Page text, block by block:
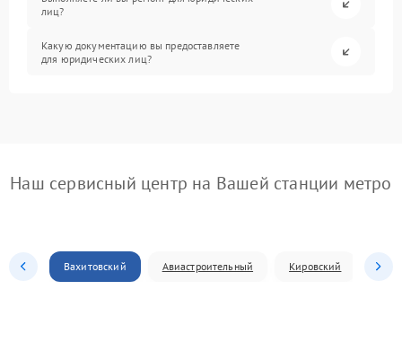
лиц?
Какую документацию вы предоставляете
для юридических лиц?
Наш сервисный центр на Вашей станции метро
Вахитовский Авиастроительный Кировский